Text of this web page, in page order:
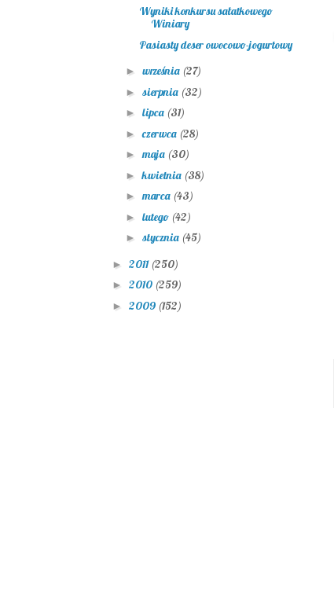
Wyniki konkursu sałatkowego
Winiary
Pasiasty deser owocowo-jogurtowy
► września (27)
► sierpnia (32)
► lipca (31)
►czerwca (28)
►maja (30)
►kwietnia (38)
►marca (43)
► lutego (42)
► stycznia (45)
► 2011 (250)
► 2010 (259)
► 2009 (152)